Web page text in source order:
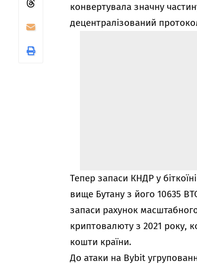
конвертувала значну
децентралізований
Тепер запаси КНДР у
вище Бутану з його 10635
запаси рахунок
криптовалюту з 2021 року,
кошти країни.
До атаки на Bybit